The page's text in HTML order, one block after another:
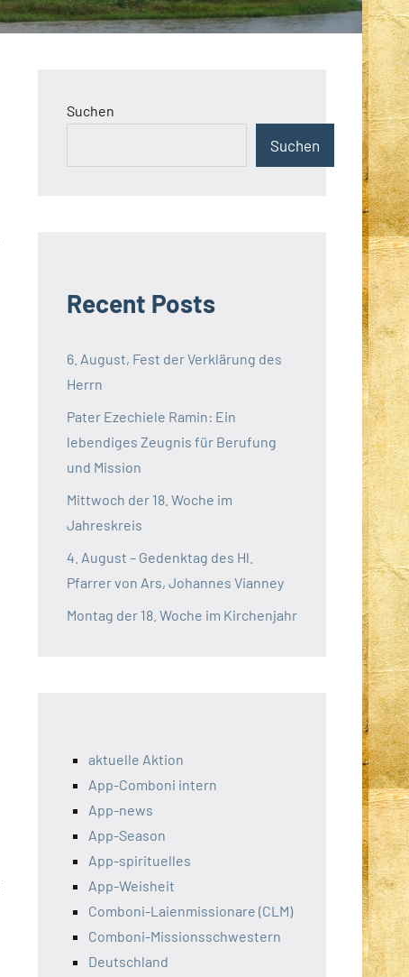
Suchen
Suchen
Recent Posts
6. August, Fest der Verklärung des
Herrn
Pater Ezechiele Ramin: Ein
lebendiges Zeugnis für Berufung
und Mission
Mittwoch der 18. Woche im
Jahreskreis
4. August – Gedenktag des Hl.
Pfarrer von Ars, Johannes Vianney
Montag der 18. Woche im Kirchenjahr
aktuelle Aktion
App-Comboni intern
App-news
App-Season
App-spirituelles
App-Weisheit
Comboni-Laienmissionare (CLM)
Comboni-Missionsschwestern
Deutschland